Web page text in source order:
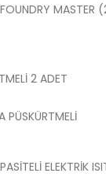
MASTER
2 ADET
PÜSKÜRTMELİ